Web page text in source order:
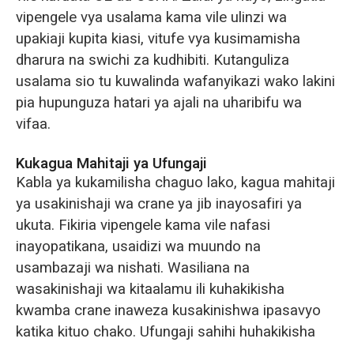
vipengele vya usalama kama vile ulinzi wa
upakiaji kupita kiasi, vitufe vya kusimamisha
dharura na swichi za kudhibiti. Kutanguliza
usalama sio tu kuwalinda wafanyikazi wako lakini
pia hupunguza hatari ya ajali na uharibifu wa
vifaa.
Kukagua Mahitaji ya Ufungaji
Kabla ya kukamilisha chaguo lako, kagua mahitaji
ya usakinishaji wa crane ya jib inayosafiri ya
ukuta. Fikiria vipengele kama vile nafasi
inayopatikana, usaidizi wa muundo na
usambazaji wa nishati. Wasiliana na
wasakinishaji wa kitaalamu ili kuhakikisha
kwamba crane inaweza kusakinishwa ipasavyo
katika kituo chako. Ufungaji sahihi huhakikisha